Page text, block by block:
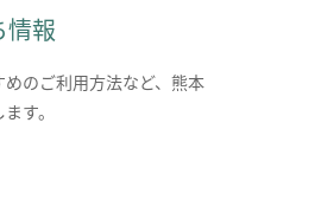
情報
のご利用方法など、熊本
す。